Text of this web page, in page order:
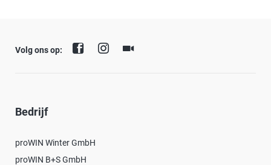
Volg ons op:
Bedrijf
proWIN Winter GmbH
proWIN B+S GmbH